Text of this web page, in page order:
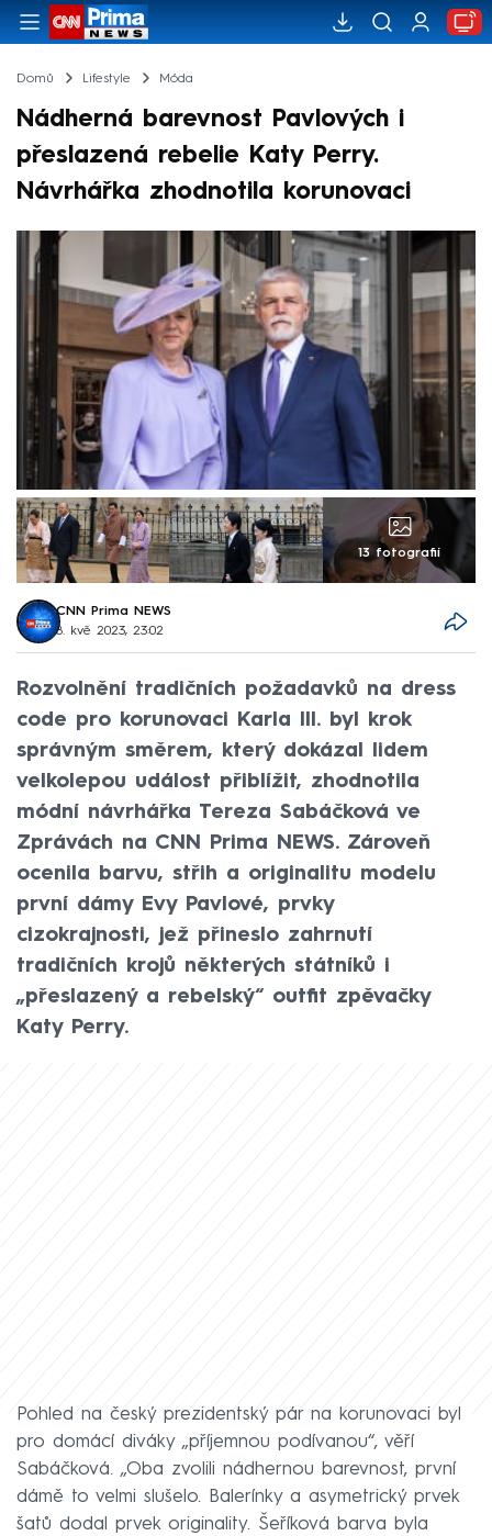
Domů Lifestyle Móda
Nádherná barevnost Pavlových i
přeslazená rebelie Katy Perry.
Návrhářka zhodnotila korunovaci
13 fotografií
CNN Prima NEWS
8. kvě 2023, 23:02
Rozvolnění tradičních požadavků na dress
code pro korunovaci Karla III. byl krok
správným směrem, který dokázal lidem
velkolepou událost přiblížit, zhodnotila
módní návrhářka Tereza Sabáčková ve
Zprávách na CNN Prima NEWS. Zároveň
ocenila barvu, střih a originalitu modelu
první dámy Evy Pavlové, prvky
cizokrajnosti, jež přineslo zahrnutí
tradičních krojů některých státníků i
„přeslazený a rebelský“ outfit zpěvačky
Katy Perry.
Pohled na český prezidentský pár na korunovaci byl
pro domácí diváky „příjemnou podívanou“, věří
Sabáčková. „Oba zvolili nádhernou barevnost, první
dámě to velmi slušelo. Balerínky a asymetrický prvek
šatů dodal prvek originality. Šeříková barva byla